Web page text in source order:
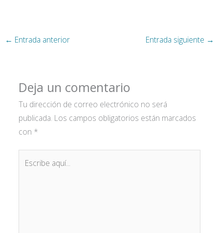
← Entrada anterior Entrada siguiente →
Deja un comentario
Tu dirección de correo electrónico no será
publicada. Los campos obligatorios están marcados
con *